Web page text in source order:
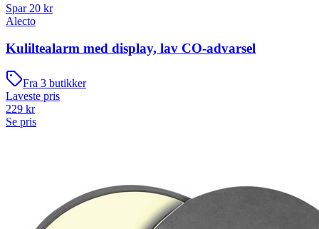
Spar 20 kr
Alecto
Kuliltealarm med display, lav CO-advarsel
Fra 3 butikker
Laveste pris
229 kr
Se pris